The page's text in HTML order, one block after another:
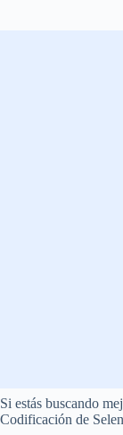
Si estás buscando
Codificación de